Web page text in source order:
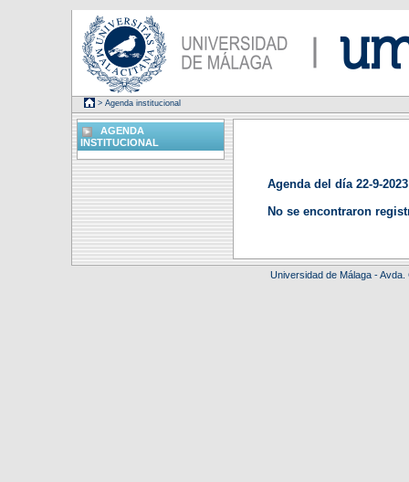
> Agenda institucional
Agenda del día 22-9-2023
No se encontraron
AGENDA
INSTITUCIONAL
Universidad de Málaga -